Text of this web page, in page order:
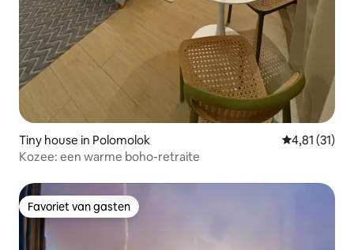
Tiny house in Polomolok Gemiddelde
4,81 (31)
Kozee: een warme boho-retraite
Favoriet van gasten
Favoriet van gasten